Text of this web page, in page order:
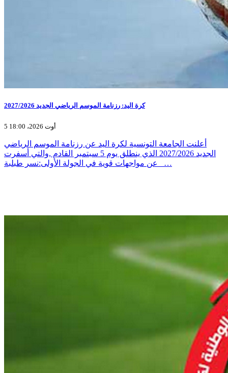
كرة اليد: رزنامة الموسم الرياضي الجديد 2027/2026
5 أوت 2026، 18:00
أعلنت الجامعة التونسية لكرة اليد عن رزنامة الموسم الرياضي
الجديد 2027/2026 الذي ينطلق يوم 5 سبتمبر القادم ,والتي أسفرت
عن مواجهات قوية في الجولة الأولى:نسر طبلبة _…